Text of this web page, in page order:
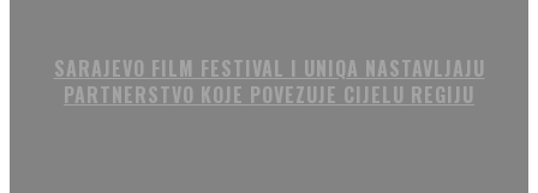
SARAJEVO FILM FESTIVAL I UNIQA NASTAVLJAJU
PARTNERSTVO KOJE POVEZUJE CIJELU REGIJU